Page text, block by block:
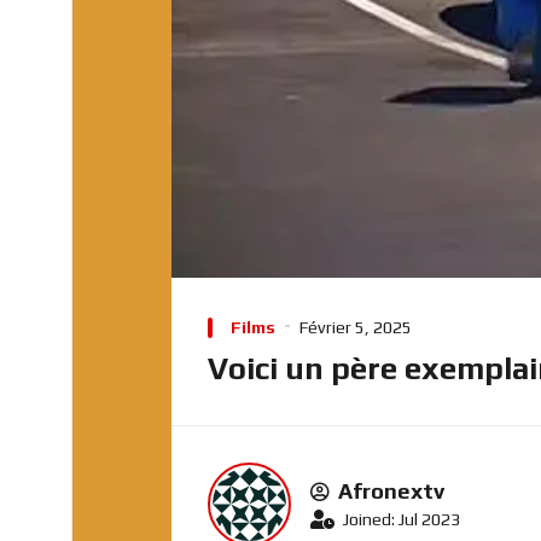
Films Février 5, 2025
Voici un père
Afronextv
Joined: Jul 2023